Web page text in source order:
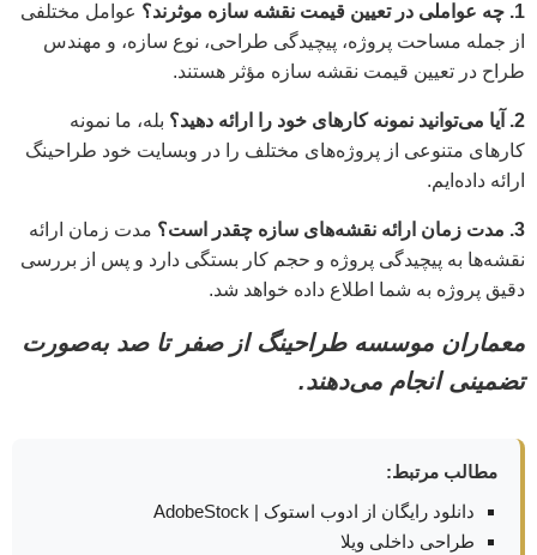
1. چه عواملی در تعیین قیمت نقشه سازه موثرند؟
عوامل مختلفی
از جمله مساحت پروژه، پیچیدگی طراحی، نوع سازه، و مهندس
طراح در تعیین قیمت نقشه سازه مؤثر هستند.
2. آیا می‌توانید نمونه کارهای خود را ارائه دهید؟
بله، ما نمونه
کارهای متنوعی از پروژه‌های مختلف را در وبسایت خود طراحینگ
ارائه داده‌ایم.
3. مدت زمان ارائه نقشه‌های سازه چقدر است؟
مدت زمان ارائه
نقشه‌ها به پیچیدگی پروژه و حجم کار بستگی دارد و پس از بررسی
دقیق پروژه به شما اطلاع داده خواهد شد.
معماران موسسه طراحینگ از صفر تا صد به‌صورت
تضمینی انجام می‌دهند.
مطالب مرتبط:
دانلود رایگان از ادوب استوک | AdobeStock
طراحی داخلی ویلا